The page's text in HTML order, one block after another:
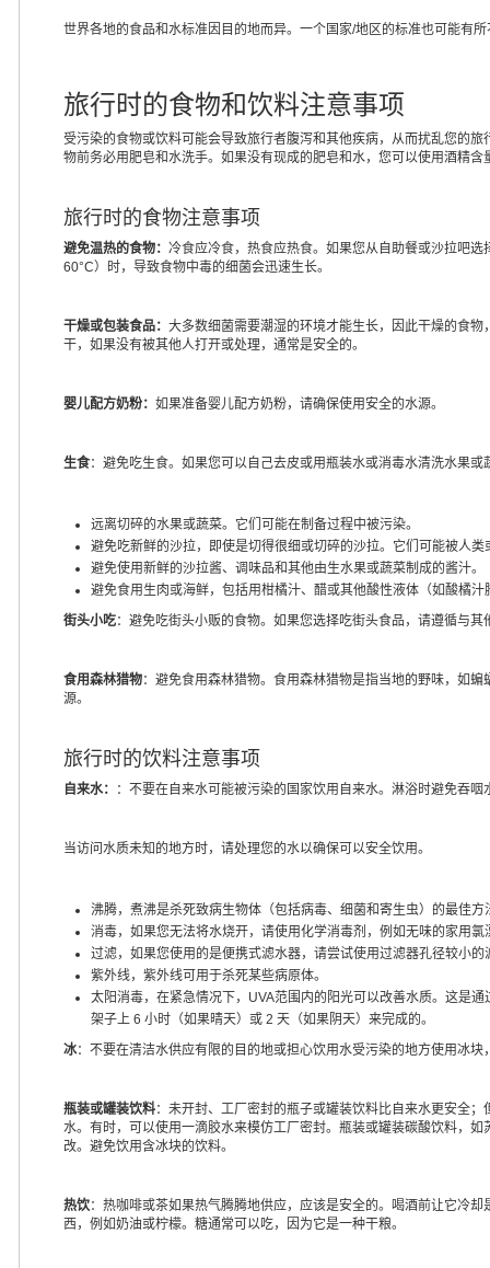
世界各地的食品和水标准因目的地而异。一个国家/地区的标准也可能有
旅行时的食物和饮料注意事项
受污染的食物或饮料可能会导致旅行者腹泻和其他疾病，从而扰乱您的
物前务必用肥皂和水洗手。如果没有现成的肥皂和水，您可以使用酒精
旅行时的食物注意事项
避免温热的食物： 冷食应冷食，热食应热食。如果您从自助餐或沙拉吧
60°C）时，导致食物中毒的细菌会迅速生长。
干燥或包装食品： 大多数细菌需要潮湿的环境才能生长，因此干燥的食
干，如果没有被其他人打开或处理，通常是安全的。
婴儿配方奶粉： 如果准备婴儿配方奶粉，请确保使用安全的水源。
生食：避免吃生食。如果您可以自己去皮或用瓶装水或消毒水清洗水果
远离切碎的水果或蔬菜。它们可能在制备过程中被污染。
避免吃新鲜的沙拉，即使是切得很细或切碎的沙拉。它们可能被人
避免使用新鲜的沙拉酱、调味品和其他由生水果或蔬菜制成的酱汁。
避免食用生肉或海鲜，包括用柑橘汁、醋或其他酸性液体（如酸橘汁
街头小吃：避免吃街头小贩的食物。如果您选择吃街头食品，请遵循与
食用森林猎物：避免食用森林猎物。食用森林猎物是指当地的野味，如
源。
旅行时的饮料注意事项
自来水： ：不要在自来水可能被污染的国家饮用自来水。淋浴时避免吞
当访问水质未知的地方时，请处理您的水以确保可以安全饮用。
沸腾，煮沸是杀死致病生物体（包括病毒、细菌和寄生虫）的最佳方
消毒，如果您无法将水烧开，请使用化学消毒剂，例如无味的家用
过滤，如果您使用的是便携式滤水器，请尝试使用过滤器孔径较小
紫外线，紫外线可用于杀死某些病原体。
太阳消毒，在紧急情况下，UVA范围内的阳光可以改善水质。这是
架子上 6 小时（如果晴天）或 2 天（如果阴天）来完成的。
冰：不要在清洁水供应有限的目的地或担心饮用水受污染的地方使用冰
瓶装或罐装饮料：未开封、工厂密封的瓶子或罐装饮料比自来水更安全
水。有时，可以使用一滴胶水来模仿工厂密封。瓶装或罐装碳酸饮料，
改。避免饮用含冰块的饮料。
热饮：热咖啡或茶如果热气腾腾地供应，应该是安全的。喝酒前让它冷
西，例如奶油或柠檬。糖通常可以吃，因为它是一种干粮。